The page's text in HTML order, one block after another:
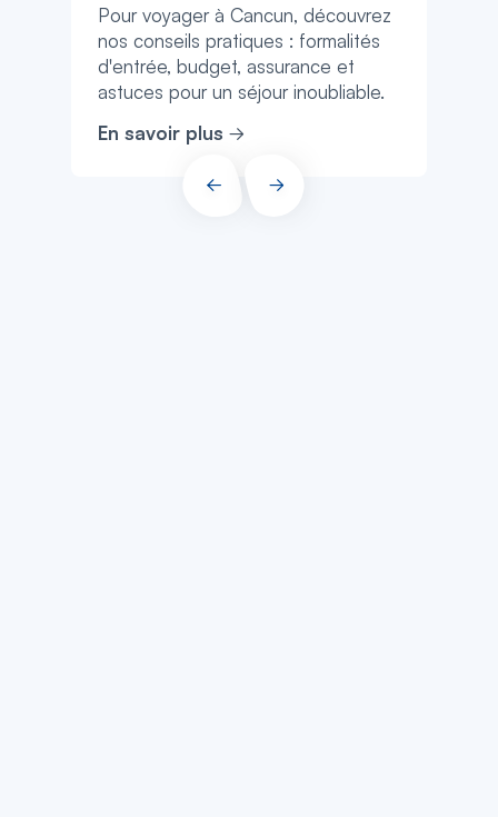
Pour voyager à Cancun, découvrez
nos conseils pratiques : formalités
d'entrée, budget, assurance et
astuces pour un séjour inoubliable.
En savoir plus
PRÉCÉDENT
SUIVANT